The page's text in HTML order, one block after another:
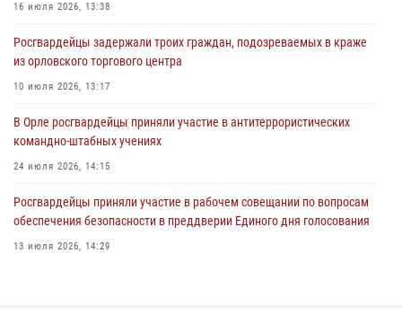
предоставлении госуслуг
03 августа 2026, 14:30
16 июля 2026, 13:38
Росгвардейцы задержали троих граждан, подозреваемых в краже
из орловского торгового центра
10 июля 2026, 13:17
В Орле росгвардейцы приняли участие в антитеррористических
командно-штабных учениях
24 июля 2026, 14:15
Росгвардейцы приняли участие в рабочем совещании по вопросам
обеспечения безопасности в преддверии Единого дня голосования
13 июля 2026, 14:29
16 июля 2026, 13:34